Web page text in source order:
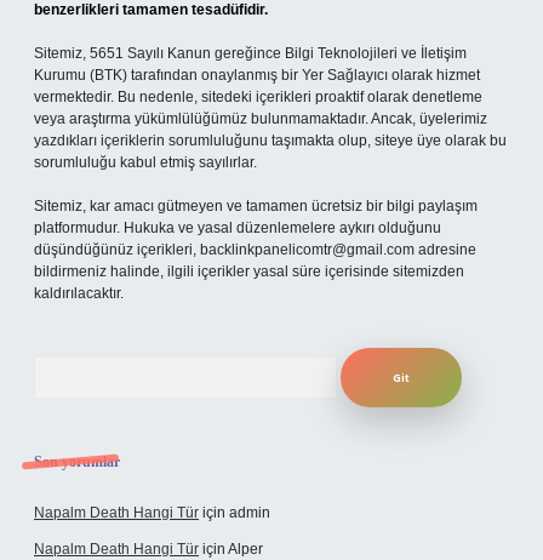
benzerlikleri tamamen tesadüfidir.
Sitemiz, 5651 Sayılı Kanun gereğince Bilgi Teknolojileri ve İletişim
Kurumu (BTK) tarafından onaylanmış bir Yer Sağlayıcı olarak hizmet
vermektedir. Bu nedenle, sitedeki içerikleri proaktif olarak denetleme
veya araştırma yükümlülüğümüz bulunmamaktadır. Ancak, üyelerimiz
yazdıkları içeriklerin sorumluluğunu taşımakta olup, siteye üye olarak bu
sorumluluğu kabul etmiş sayılırlar.
Sitemiz, kar amacı gütmeyen ve tamamen ücretsiz bir bilgi paylaşım
platformudur. Hukuka ve yasal düzenlemelere aykırı olduğunu
düşündüğünüz içerikleri, backlinkpanelicomtr@gmail.com adresine
bildirmeniz halinde, ilgili içerikler yasal süre içerisinde sitemizden
kaldırılacaktır.
Son yorumlar
Napalm Death Hangi Tür için admin
Napalm Death Hangi Tür için Alper